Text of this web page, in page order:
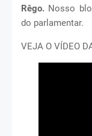
Rêgo. Nosso
do parlamentar.
VEJA O VÍDEO